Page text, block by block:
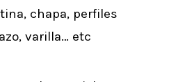
chapa, perfiles
varilla… etc